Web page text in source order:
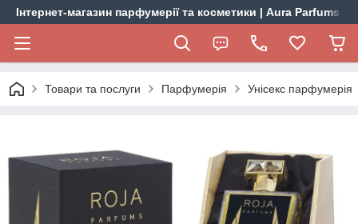
Інтернет-магазин парфумерії та косметики | Aura Parfums
Товари та послуги Парфумерія Унісекс парфумерія